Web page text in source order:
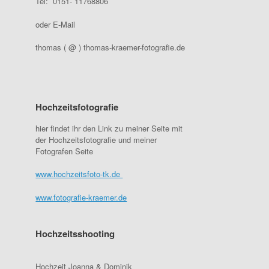
oder E-Mail
thomas ( @ ) thomas-kraemer-fotografie.de
Hochzeitsfotografie
hier findet ihr den Link zu meiner Seite mit
der Hochzeitsfotografie und meiner
Fotografen Seite
www.hochzeitsfoto-tk.de
www.fotografie-kraemer.de
Hochzeitsshooting
Hochzeit Joanna & Dominik